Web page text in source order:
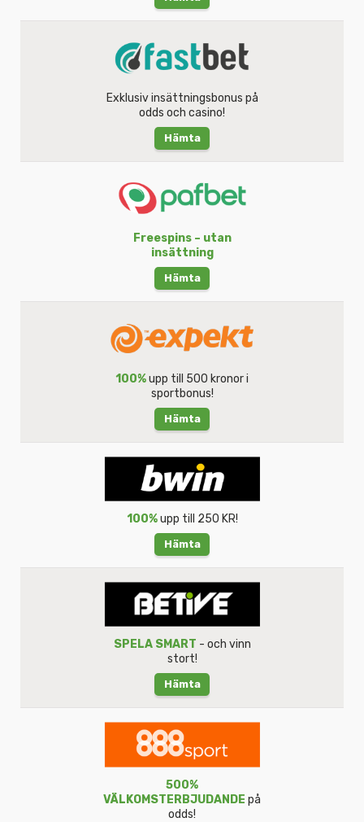
Exklusiv insättningsbonus på
odds och casino!
Hämta
Freespins – utan
insättning
Hämta
100%upp till 500 kronor i
sportbonus!
Hämta
100%upp till 250 KR!
Hämta
SPELA SMART - och vinn
stort!
Hämta
500%
VÄLKOMSTERBJUDANDE på
odds!